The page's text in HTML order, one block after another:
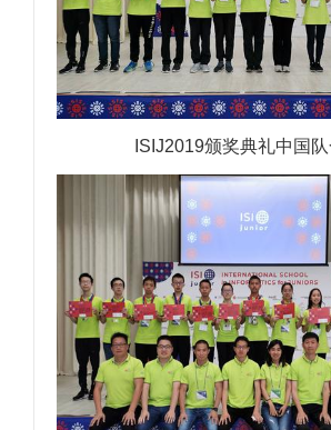
ISIJ2019颁奖典礼中国